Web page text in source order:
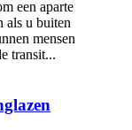
een ​​aparte
als u buiten
mensen
transit...